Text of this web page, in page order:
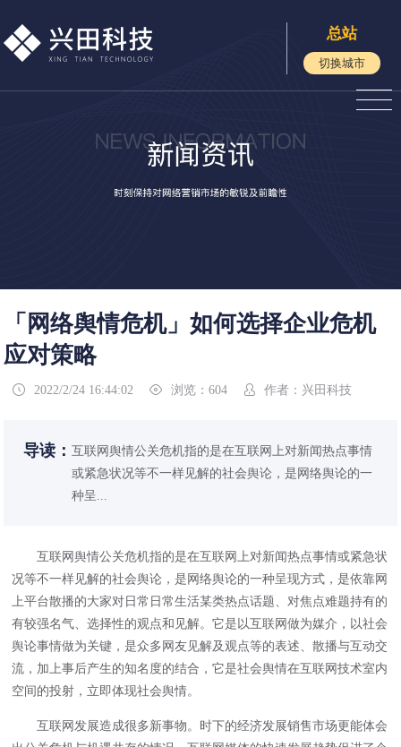
总站
切换城市
「网络舆情危机」如何选择企业危机
应对策略
 2022/2/24 16:44:02  浏览：604  作者：兴田科技
导读：互联网舆情公关危机指的是在互联网上对新闻热点事情
或紧急状况等不一样见解的社会舆论，是网络舆论的一
种呈...
互联网舆情公关危机指的是在互联网上对新闻热点事情或紧急状
况等不一样见解的社会舆论，是网络舆论的一种呈现方式，是依靠网
上平台散播的大家对日常日常生活某类热点话题、对焦点难题持有的
有较强名气、选择性的观点和见解。它是以互联网做为媒介，以社会
舆论事情做为关键，是众多网友见解及观点等的表述、散播与互动交
流，加上事后产生的知名度的结合，它是社会舆情在互联网技术室内
空间的投射，立即体现社会舆情。
互联网发展造成很多新事物。时下的经济发展销售市场更能体会